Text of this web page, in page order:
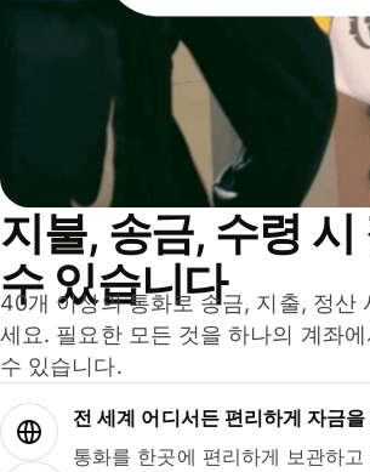
지불, 송금, 수령 시
수 있습니다
40개 이상의 통화로 송금, 지출, 정산
세요. 필요한 모든 것을 하나의 계좌
수 있습니다.
전 세계 어디서든 편리하게 자금
통화를 한곳에 편리하게 보관하